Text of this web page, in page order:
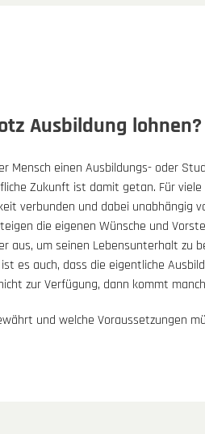
Ausbildung lohnen?
Mensch einen Ausbildungs- oder
Zukunft ist damit getan. Für
verbunden und dabei unabhängig
die eigenen Wünsche und
aus, um seinen Lebensunterhalt zu
es auch, dass die eigentliche
zur Verfügung, dann kommt
und welche Voraussetzungen